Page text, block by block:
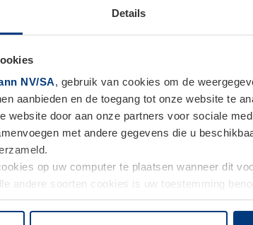
Details
NV/SA, gebruik van cookies om de
aanbieden en de toegang tot onze website te
website door aan onze partners voor sociale
met andere gegevens die u
op uw computer te plaatsen wanneer dit
andere soorten cookies is uw toestemming
op paginaPrivacyverklaringop onze website